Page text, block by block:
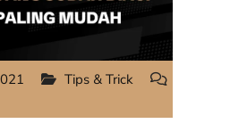
Tips & Trick